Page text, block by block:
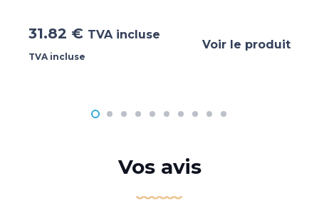
31.82 € TVA incluse
TVA incluse
Voir le produit
Vos avis